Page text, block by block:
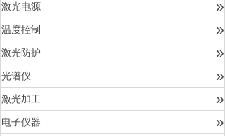
激光电源 »
温度控制 »
激光防护 »
光谱仪 »
激光加工 »
电子仪器 »